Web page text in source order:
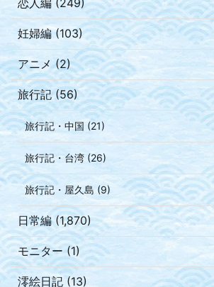
妊婦編 (103)
アニメ (2)
旅行記 (56)
旅行記・中国 (21)
旅行記・台湾 (26)
旅行記・屋久島 (9)
日常編 (1,870)
モニター (1)
澪絵日記 (13)